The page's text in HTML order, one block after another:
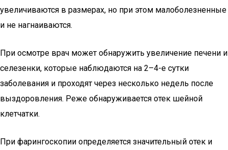
увеличиваются в размерах, но при этом малоболезненные
и не нагнаиваются.
При осмотре врач может обнаружить увеличение печени и
селезенки, которые наблюдаются на 2–4-е сутки
заболевания и проходят через несколько недель после
выздоровления. Реже обнаруживается отек шейной
клетчатки.
При фарингоскопии определяется значительный отек и